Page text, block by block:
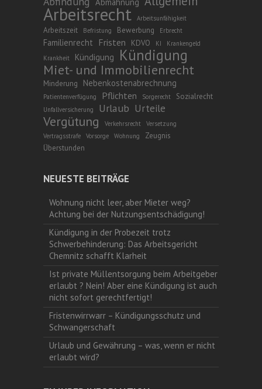
Arbeitsrecht Arbeitsunfähigkeit
Arbeitszeit Befristung Bewerbung Erbrecht
Familienrecht Fristen KDVO KI
Krankengeld
Krankheit
Kündigung Kündigung
Miet- und Immobilienrecht
Minderung Nebenkostenabrechnung
Patientenverfügung Pflichten Sorgerecht Sozialrecht
Unfallversicherung Urlaub Urteile
Vergütung Verkehrsrecht
Versetzung
Vertragsstrafe
Vorsorge Wohnung
Zeugnis
Überstunden
NEUESTE BEITRÄGE
Wohnung nicht leer, aber Mieter weg?
Achtung bei der Nutzungsentschädigung!
Kündigung in der Probezeit trotz
Schwerbehinderung: Das Arbeitsgericht
Chemnitz schafft Klarheit
Ist private Müllentsorgung beim Arbeitgeber
erlaubt ? Nein! Aber eine Kündigung ist auch
nicht sofort gerechtfertigt!
Fristenwirrwarr – Kündigungsschutz und
Schwangerschaft
Urlaub und Gewährung – was, wenn er nicht
erlaubt wird?